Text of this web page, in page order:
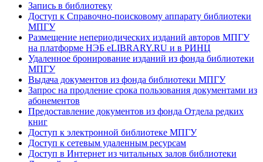
Запись в библиотеку
Доступ к Справочно-поисковому аппарату библиотеки
МПГУ
Размещение непериодических изданий авторов МПГУ
на платформе НЭБ eLIBRARY.RU и в РИНЦ
Удаленное бронирование изданий из фонда библиотеки
МПГУ
Выдача документов из фонда библиотеки МПГУ
Запрос на продление срока пользования документами из
абонементов
Предоставление документов из фонда Отдела редких
книг
Доступ к электронной библиотеке МПГУ
Доступ к сетевым удаленным ресурсам
Доступ в Интернет из читальных залов библиотеки